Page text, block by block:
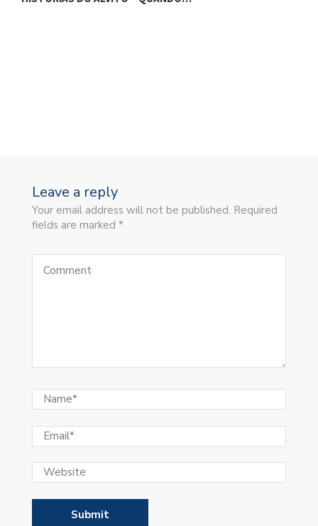
Leave a reply
Your email address will not be published. Required
fields are marked *